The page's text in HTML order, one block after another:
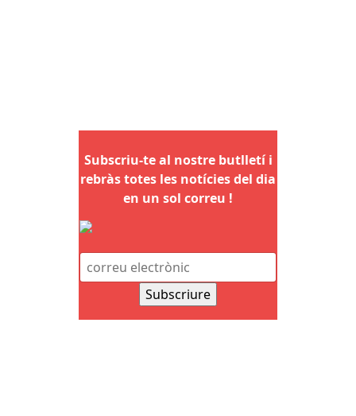
Subscriu-te al nostre butlletí i
rebràs totes les notícies del dia
en un sol correu !